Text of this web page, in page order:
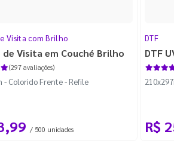
Visita com Brilho
Visita em Couché Brilho
(297 avaliações)
- Colorido Frente - Refile
/ 500 unidades
DTF
DTF
R$